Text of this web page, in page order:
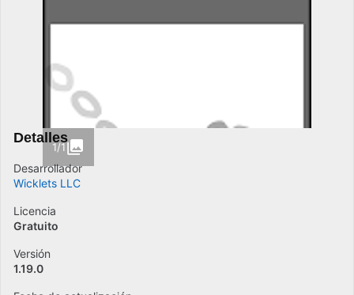
1/1
Detalles
Desarrollador
Wicklets LLC
Licencia
Gratuito
Versión
1.19.0